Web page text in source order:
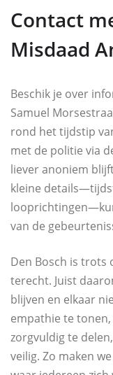
Contact
Misdaad
Beschik je over
Samuel
rond het tijdstip
met de politie via
liever anoniem
kleine
van de
Den Bosch is trots
terecht. Juist
blijven en elkaar
empathie te
zorgvuldig te
veilig. Zo maken